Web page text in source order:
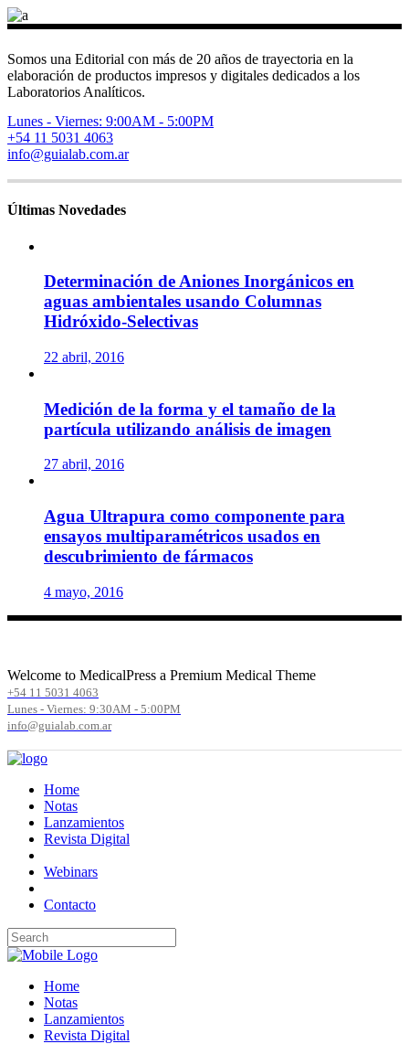
Somos una Editorial con más de 20 años de trayectoria en la
elaboración de productos impresos y digitales dedicados a los
Laboratorios Analíticos.
Lunes - Viernes: 9:00AM - 5:00PM
+54 11 5031 4063
info@guialab.com.ar
Últimas Novedades
Determinación de Aniones Inorgánicos en
aguas ambientales usando Columnas
Hidróxido-Selectivas
22 abril, 2016
Medición de la forma y el tamaño de la
partícula utilizando análisis de imagen
27 abril, 2016
Agua Ultrapura como componente para
ensayos multiparamétricos usados en
descubrimiento de fármacos
4 mayo, 2016
Welcome to MedicalPress a Premium Medical Theme
+54 11 5031 4063
Lunes - Viernes: 9:30AM - 5:00PM
info@guialab.com.ar
Home
Notas
Lanzamientos
Revista Digital
Webinars
Contacto
Home
Notas
Lanzamientos
Revista Digital